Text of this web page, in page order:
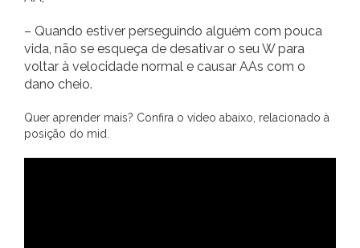
– Quando estiver perseguindo alguém com pouca
vida, não se esqueça de desativar o seu W para
voltar à velocidade normal e causar AAs com o
dano cheio.
Quer aprender mais? Confira o vídeo abaixo, relacionado à
posição do mid.